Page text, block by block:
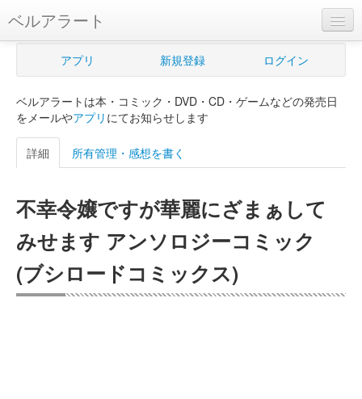
ベルアラート
ベルアラートとは
新規登録
ログイン
購入管理
Myシェルフ
プレミアム
アプリ 新規登録 ログイン
ベルアラートは本・コミック・DVD・CD・ゲームなどの発売日
をメールやアプリ にてお知らせします
詳細 所有管理・感想を書く
不幸令嬢ですが華麗にざまぁして
みせます アンソロジーコミック
(ブシロードコミックス)